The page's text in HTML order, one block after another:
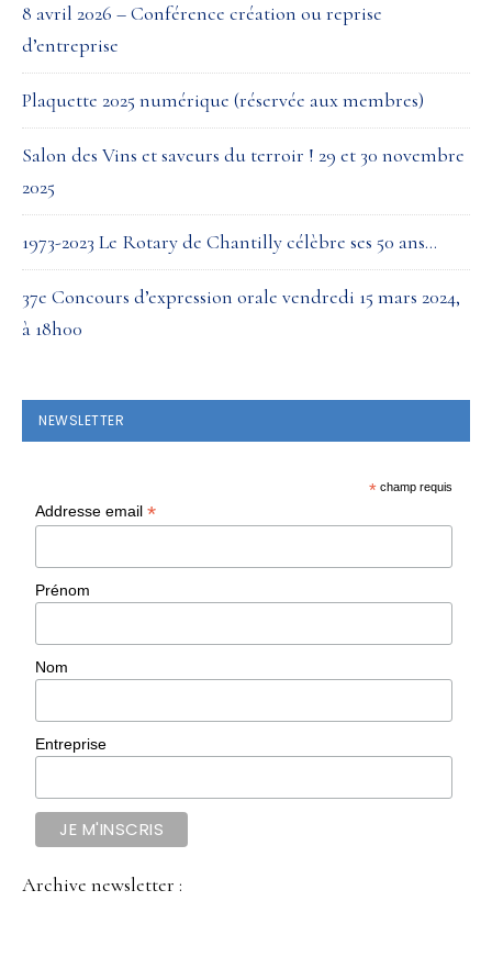
8 avril 2026 – Conférence création ou reprise
d’entreprise
Plaquette 2025 numérique (réservée aux membres)
Salon des Vins et saveurs du terroir ! 29 et 30 novembre
2025
1973-2023 Le Rotary de Chantilly célèbre ses 50 ans…
37e Concours d’expression orale vendredi 15 mars 2024,
à 18h00
NEWSLETTER
* champ requis
Addresse email*
Prénom
Nom
Entreprise
Archive newsletter :